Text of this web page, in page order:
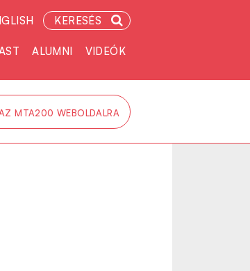
KERESÉS
ALUMNI VIDEÓK
MTA200 WEBOLDALRA